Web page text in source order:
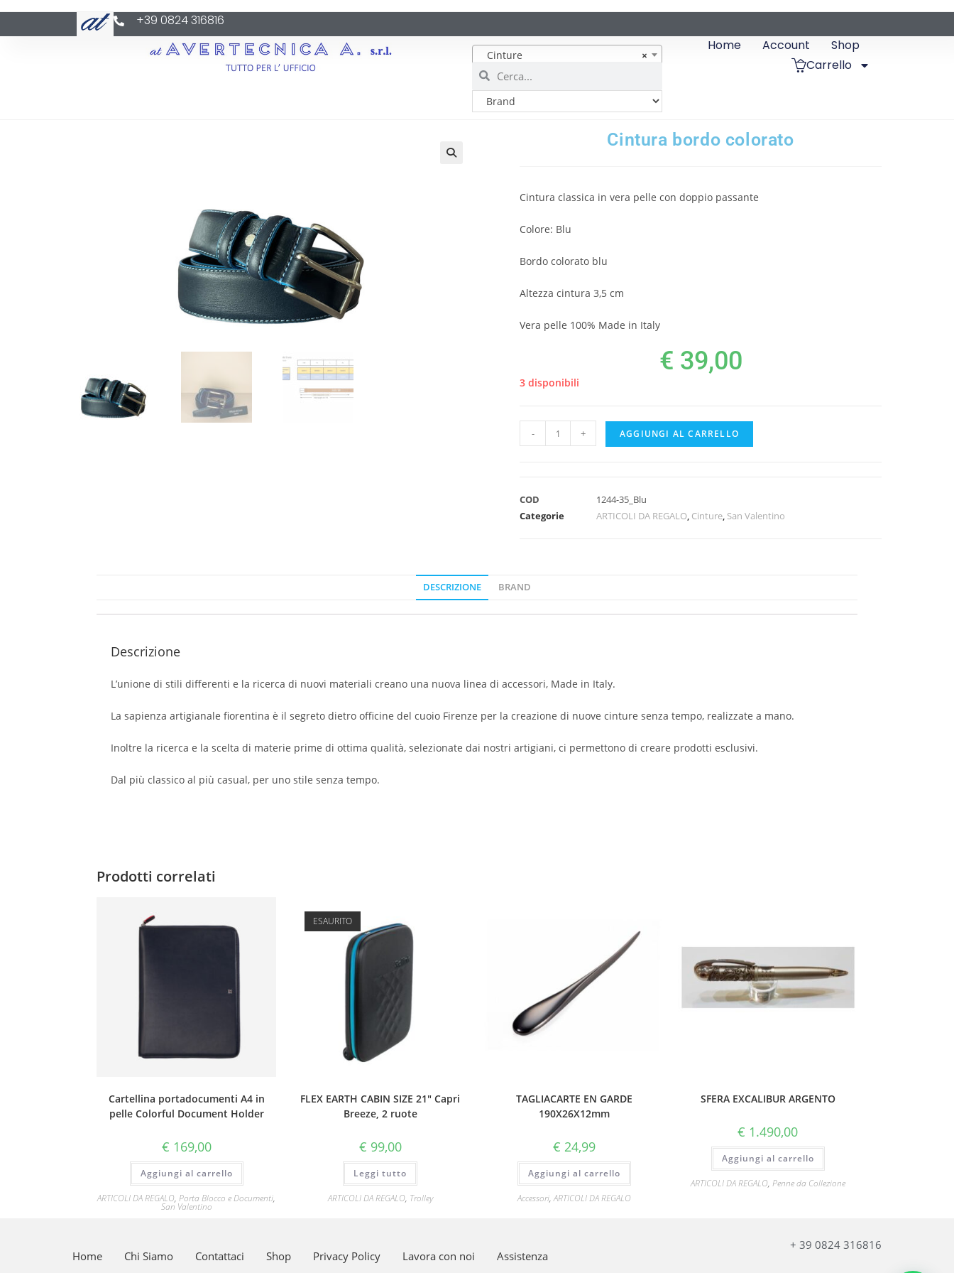
+39 0824 316816
×
Cinture
Home Account
Shop
Carrello
Cintura bordo colorato
Cintura classica in vera pelle con doppio passante
Colore: Blu
Bordo colorato blu
Altezza cintura 3,5 cm
Vera pelle 100% Made in Italy
€ 39,00
3 disponibili
- + AGGIUNGI AL CARRELLO
COD
1244-35_Blu
Categorie
ARTICOLI DA REGALO, Cinture, San Valentino
DESCRIZIONE BRAND
Descrizione
L’unione di stili differenti e la ricerca di nuovi materiali creano una nuova linea di accessori, Made in Italy.
La sapienza artigianale fiorentina è il segreto dietro officine del cuoio Firenze per la creazione di nuove cinture senza tempo, realizzate a mano.
Inoltre la ricerca e la scelta di materie prime di ottima qualità, selezionate dai nostri artigiani, ci permettono di creare prodotti esclusivi.
Dal più classico al più casual, per uno stile senza tempo.
Prodotti correlati
Cartellina portadocumenti A4 in
pelle Colorful Document Holder
€ 169,00
Aggiungi al carrello
ARTICOLI DA REGALO, Porta Blocco e Documenti,
San Valentino
ESAURITO
FLEX EARTH CABIN SIZE 21″ Capri
Breeze, 2 ruote
€ 99,00
Leggi tutto
ARTICOLI DA REGALO, Trolley
TAGLIACARTE EN GARDE
190X26X12mm
€ 24,99
Aggiungi al carrello
Accessori,ARTICOLI DA REGALO
SFERA EXCALIBUR ARGENTO
€ 1.490,00
Aggiungi al carrello
ARTICOLI DA REGALO, Penne da Collezione
Home Chi Siamo Contattaci Shop Privacy Policy Lavora con noi Assistenza
+ 39 0824 316816